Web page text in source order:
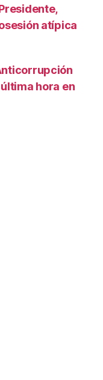
atípica
hora en